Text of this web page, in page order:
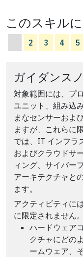
このスキル
2 3 4 5
ガイダンス
対象範囲には、プ
ユニット、組み込
まなセンサーおよ
ますが、これらに
では、IT インフラ
およびクラウドサ
ィング、サイバー
アーキテクチャと
ます。
アクティビティに
に限定されません。
ハードウェア
クチャにどの
ームウェア、